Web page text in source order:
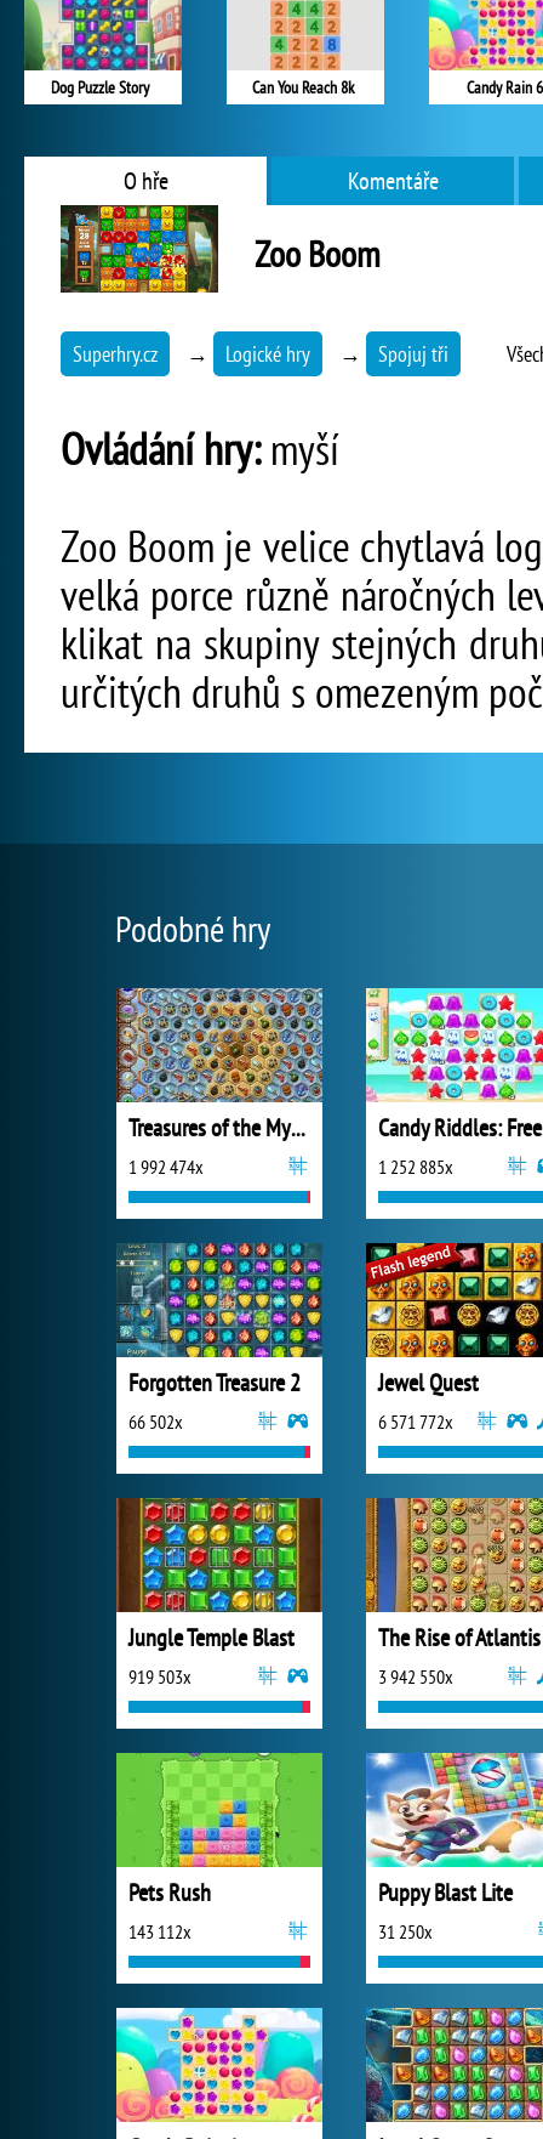
Dog Puzzle Story Can You Reach 8k Candy Rain 6
O hře Komentáře
Zoo Boom
Superhry.cz → Logické hry → Spojuj tři
Ovládání hry:myší
Zoo Boom je velice chytlavá
velká porce různě náročných
klikat na skupiny stejných
určitých druhů s omezeným
Podobné hry
Treasures of the Mystic Sea
1 992 474x 1 252 885x
Forgotten Treasure 2
66 502x
Jewel Quest
6 571 772x
Jungle Temple Blast
919 503x
The Rise of Atlantis
3 942 550x
Pets Rush
143 112x
Puppy Blast Lite
31 250x